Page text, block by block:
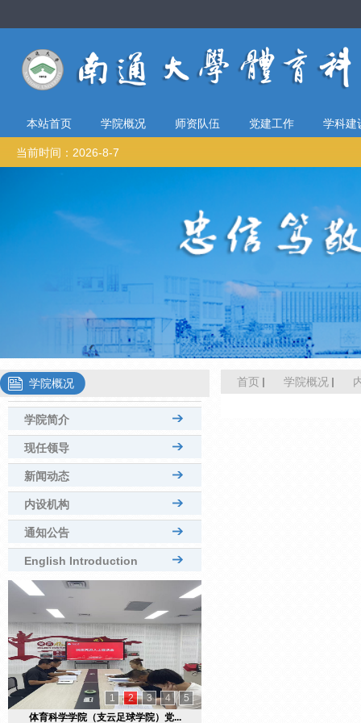
本站首页 学院概况 师资队伍 党建工作 学科建
当前时间：2026-8-7
学院概况
学院简介
现任领导
新闻动态
内设机构
通知公告
English Introduction
1 2 3 4
5
体育科学学院（支云足球学院）党...
首页 学院概况